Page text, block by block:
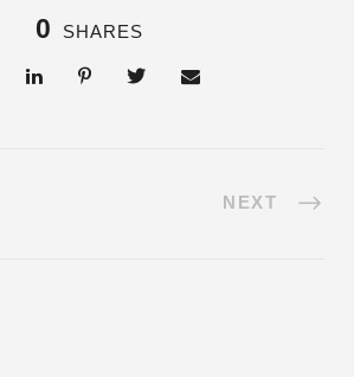
0 SHARES
NEXT